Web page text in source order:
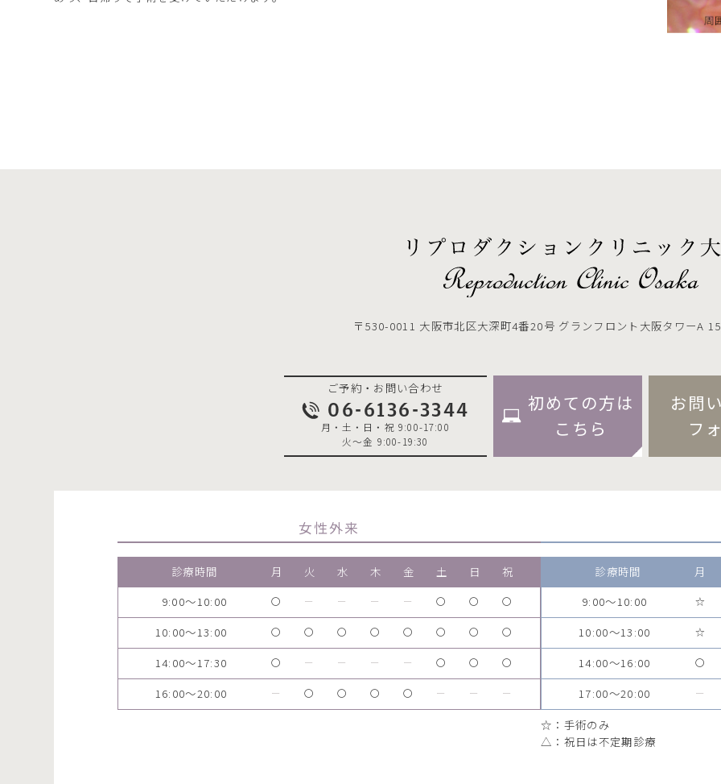
〒530-0011 大阪市北区大深町4番20号 グランフロント大阪タワーA
ご予約・お問い合わせ
06-6136-3344
月・土・日・祝 9:00-17:00
火～金 9:00-19:30
初めての方は
こちら
お問
フ
女性外来
診療時間 月 火 水 木 金 土 日
祝
9:00～10:00
〇 ー ー ー ー 〇 〇 〇
10:00～13:00 〇 〇 〇 〇 〇 〇 〇 〇
14:00～17:30 〇 ー ー ー ー 〇 〇 〇
16:00～20:00 ー 〇 〇 〇 〇 ー ー ー
診療時間 月
9:00～10:00
☆
10:00～13:00 ☆
14:00～16:00 〇
17:00～20:00 ー
☆：手術のみ
△：祝日は不定期診療